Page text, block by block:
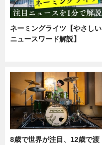
ネーミングライツ【やさしい
ニュースワード解説】
8歳で世界が注目、12歳で渡